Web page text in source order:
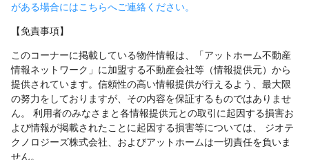
がある場合にはこちらへご連絡ください。
【免責事項】
このコーナーに掲載している物件情報は、「アットホーム不動産
情報ネットワーク」に加盟する不動産会社等（情報提供元）から
提供されています。信頼性の高い情報提供が行えるよう、最大限
の努力をしておりますが、その内容を保証するものではありませ
ん。 利用者のみなさまと各情報提供元との取引に起因する損害お
よび情報が掲載されたことに起因する損害等については、 ジオテ
クノロジーズ株式会社、およびアットホームは一切責任を負いま
せん。